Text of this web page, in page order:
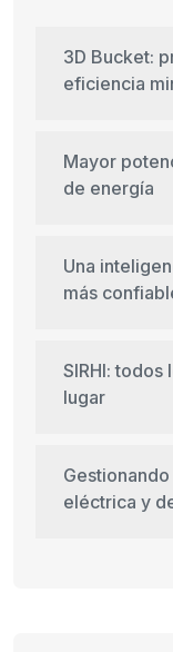
3D Bucket:
eficiencia
Mayor
de energía
Una
más
SIRHI: todos
lugar
eléctrica y